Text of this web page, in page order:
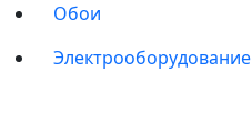
Обои
Электрооборудование